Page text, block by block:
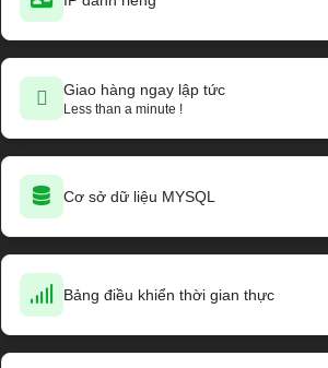
Giao hàng ngay lập tức
Less than a minute !
Cơ sở dữ liệu MYSQL
Bảng điều khiển thời gian thực